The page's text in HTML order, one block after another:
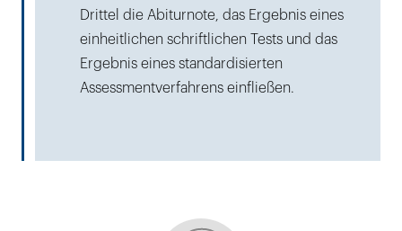
Drittel die Abiturnote, das Ergebnis eines
einheitlichen schriftlichen Tests und das
Ergebnis eines standardisierten
Assessmentverfahrens einfließen.